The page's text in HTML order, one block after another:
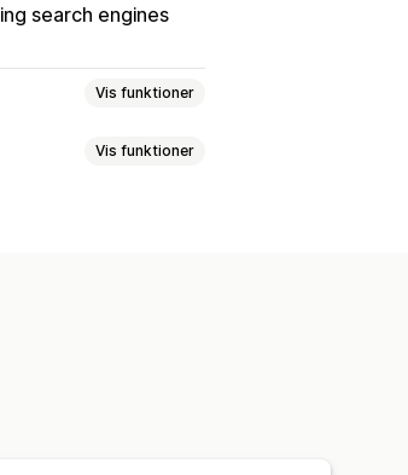
search engines
Vis funktioner
Vis funktioner